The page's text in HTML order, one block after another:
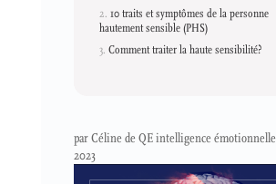
10 traits et symptômes de la personne
hautement sensible (PHS)
Comment traiter la haute sensibilité?
parCéline de QE intelligence émotionnelle
2023